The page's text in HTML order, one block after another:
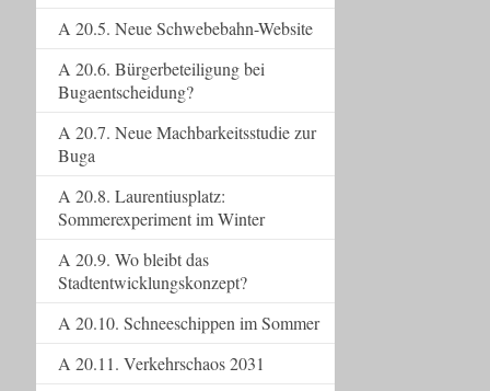
A 20.5. Neue Schwebebahn-Website
A 20.6. Bürgerbeteiligung bei
Bugaentscheidung?
A 20.7. Neue Machbarkeitsstudie zur
Buga
A 20.8. Laurentiusplatz:
Sommerexperiment im Winter
A 20.9. Wo bleibt das
Stadtentwicklungskonzept?
A 20.10. Schneeschippen im Sommer
A 20.11. Verkehrschaos 2031